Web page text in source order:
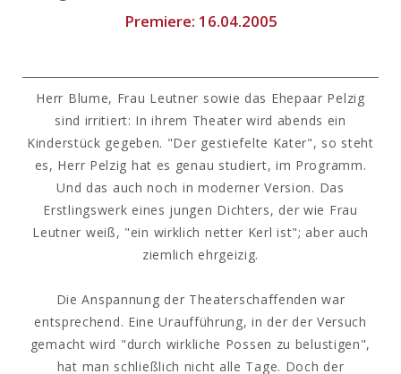
Premiere: 16.04.2005
Herr Blume, Frau Leutner sowie das Ehepaar Pelzig
sind irritiert: In ihrem Theater wird abends ein
Kinderstück gegeben. "Der gestiefelte Kater", so steht
es, Herr Pelzig hat es genau studiert, im Programm.
Und das auch noch in moderner Version. Das
Erstlingswerk eines jungen Dichters, der wie Frau
Leutner weiß, "ein wirklich netter Kerl ist"; aber auch
ziemlich ehrgeizig.
Die Anspannung der Theaterschaffenden war
entsprechend. Eine Uraufführung, in der der Versuch
gemacht wird "durch wirkliche Possen zu belustigen",
hat man schließlich nicht alle Tage. Doch der